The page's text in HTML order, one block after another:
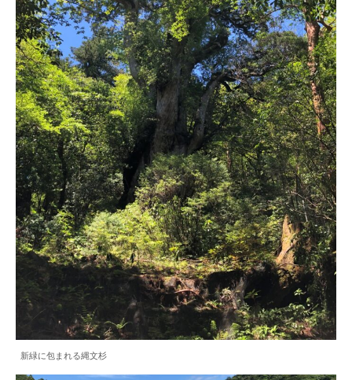
新緑に包まれる縄文杉